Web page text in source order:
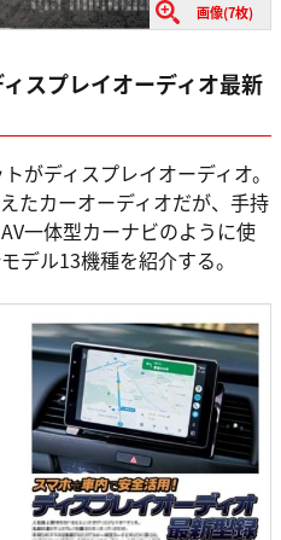
画像(7枚)
スプレイオーディオ最新
がディスプレイオーディオ。
たカーオーディオだが、手持
一体型カーナビのように使
デル13機種を紹介する。